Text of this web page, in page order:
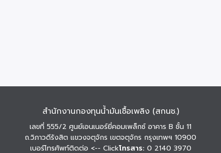
สำนักงานกองทุนน้ำมันเชื้อเพลิง (สกนช.)
เลขที่ 555/2 ศูนย์เอนเนอร์ยี่คอมเพล็กซ์ อาคาร B ชั้น 11
ถ.วิภาวดีรังสิต แขวงจตุจักร เขตจตุจักร กรุงเทพฯ 10900
เบอร์โทรศัพท์ติดต่อ <-- Clickโทรสาร: 0 2140 3970